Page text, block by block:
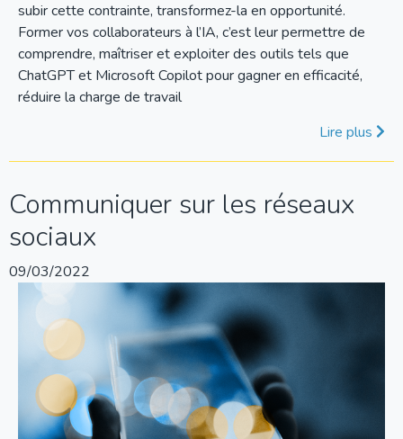
subir cette contrainte, transformez-la en opportunité.
Former vos collaborateurs à l’IA, c’est leur permettre de
comprendre, maîtriser et exploiter des outils tels que
ChatGPT et Microsoft Copilot pour gagner en efficacité,
réduire la charge de travail
Lire plus
Communiquer sur les réseaux
sociaux
09/03/2022